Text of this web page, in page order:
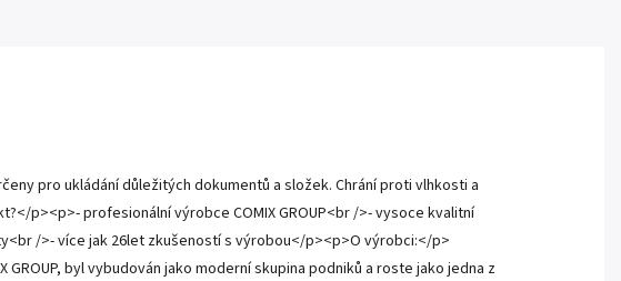
pro ukládání důležitých dokumentů a složek. Chrání proti vlhkosti a
p><p>- profesionální výrobce COMIX GROUP<br />- vysoce kvalitní
/>- více jak 26let zkušeností s výrobou</p><p>O výrobci:</p>
byl vybudován jako moderní skupina podniků a roste jako jedna z